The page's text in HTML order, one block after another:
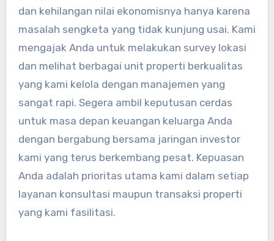
dan kehilangan nilai ekonomisnya hanya karena
masalah sengketa yang tidak kunjung usai. Kami
mengajak Anda untuk melakukan survey lokasi
dan melihat berbagai unit properti berkualitas
yang kami kelola dengan manajemen yang
sangat rapi. Segera ambil keputusan cerdas
untuk masa depan keuangan keluarga Anda
dengan bergabung bersama jaringan investor
kami yang terus berkembang pesat. Kepuasan
Anda adalah prioritas utama kami dalam setiap
layanan konsultasi maupun transaksi properti
yang kami fasilitasi.